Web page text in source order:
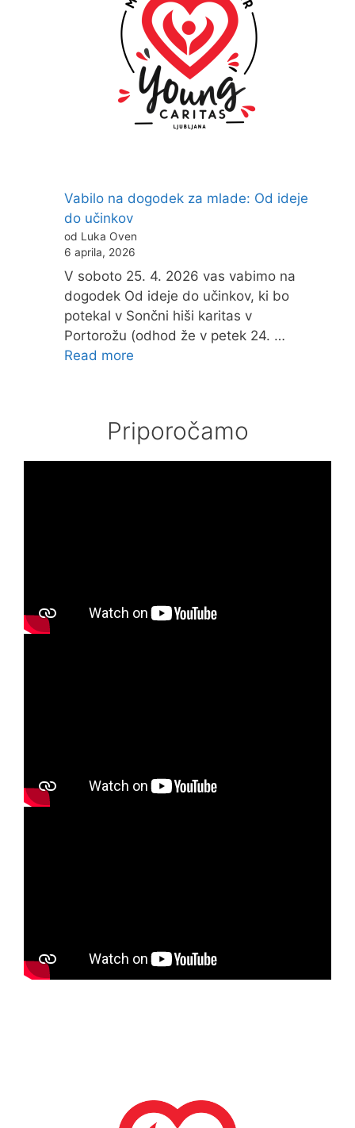
Vabilo na dogodek za mlade: Od ideje
do učinkov
od Luka Oven
6 aprila, 2026
V soboto 25. 4. 2026 vas vabimo na
dogodek Od ideje do učinkov, ki bo
potekal v Sončni hiši karitas v
Portorožu (odhod že v petek 24. …
Read more
Priporočamo